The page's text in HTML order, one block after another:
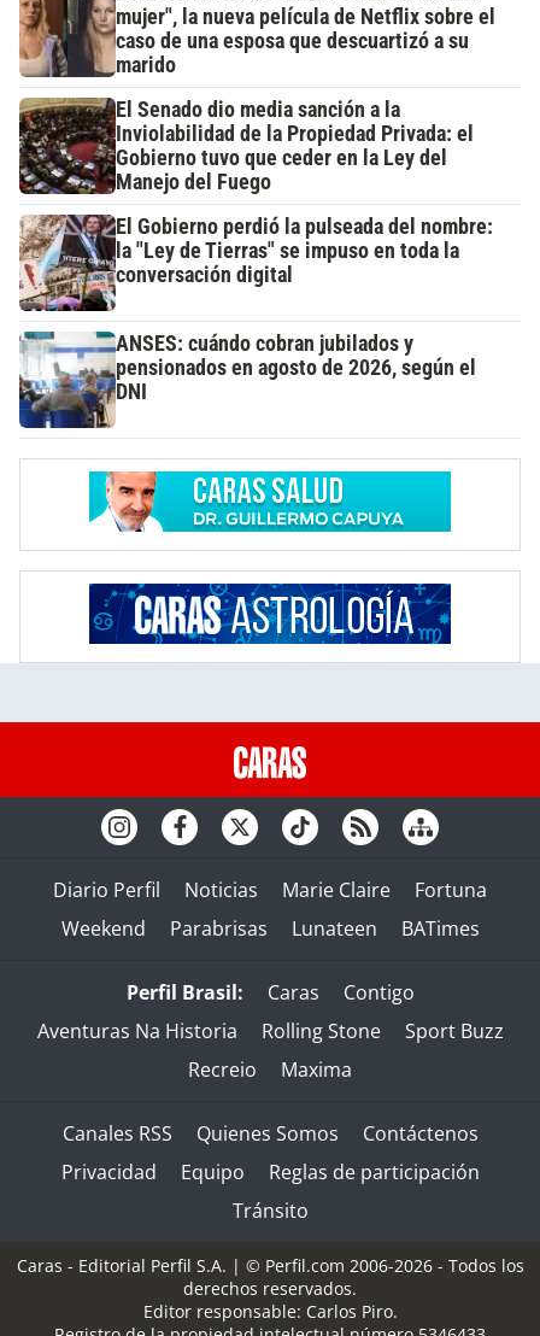
mujer", la nueva película de Netflix sobre el
caso de una esposa que descuartizó a su
marido
El Senado dio media sanción a la
Inviolabilidad de la Propiedad Privada: el
Gobierno tuvo que ceder en la Ley del
Manejo del Fuego
El Gobierno perdió la pulseada del nombre:
la "Ley de Tierras" se impuso en toda la
conversación digital
ANSES: cuándo cobran jubilados y
pensionados en agosto de 2026, según el
DNI
Diario Perfil Noticias Marie Claire
Fortuna
Weekend
Parabrisas Lunateen BATimes
Perfil Brasil: Caras
Contigo
Aventuras Na Historia
Rolling Stone
Sport Buzz
Recreio
Maxima
Canales RSS Quienes Somos
Contáctenos
Privacidad
Equipo
Reglas de participación
Tránsito
Caras - Editorial Perfil S.A. | © Perfil.com 2006-2026 - Todos los
derechos reservados.
Editor responsable: Carlos Piro.